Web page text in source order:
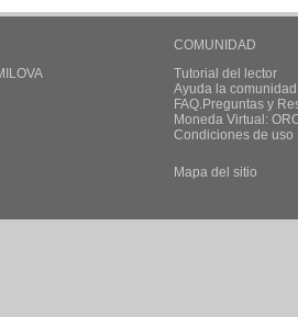
COMUNIDAD
Tutorial del lector
Ayuda la
FAQ.Preguntas y
Moneda Virtual:
Condiciones de uso
Mapa del sitio